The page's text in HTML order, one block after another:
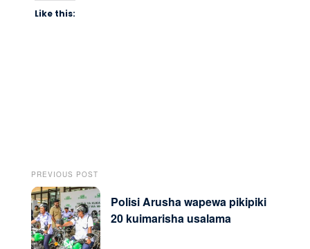
Like this:
PREVIOUS POST
Polisi Arusha wapewa pikipiki
20 kuimarisha usalama